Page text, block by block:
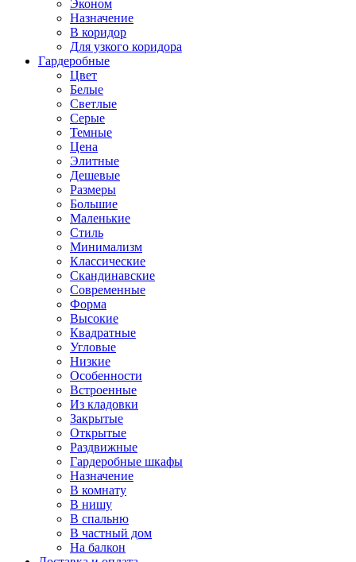
Эконом
Назначение
В коридор
Для узкого коридора
Гардеробные
Цвет
Белые
Светлые
Серые
Темные
Цена
Элитные
Дешевые
Размеры
Большие
Маленькие
Стиль
Минимализм
Классические
Скандинавские
Современные
Форма
Высокие
Квадратные
Угловые
Низкие
Особенности
Встроенные
Из кладовки
Закрытые
Открытые
Раздвижные
Гардеробные шкафы
Назначение
В комнату
В нишу
В спальню
В частный дом
На балкон